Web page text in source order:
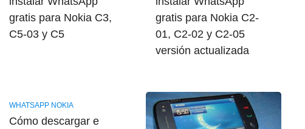
gratis para Nokia C3,
C5-03 y C5
gratis para Nokia C2-
01, C2-02 y C2-05
versión actualizada
WHATSAPP NOKIA
Cómo descargar e